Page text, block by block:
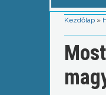
Kezdőlap »